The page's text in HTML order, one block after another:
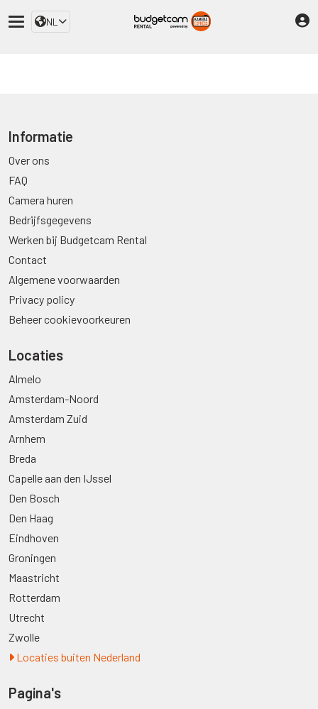
NL
Informatie
Over ons
FAQ
Camera huren
Bedrijfsgegevens
Werken bij Budgetcam Rental
Contact
Algemene voorwaarden
Privacy policy
Beheer cookievoorkeuren
Locaties
Almelo
Amsterdam-Noord
Amsterdam Zuid
Arnhem
Breda
Capelle aan den IJssel
Den Bosch
Den Haag
Eindhoven
Groningen
Maastricht
Rotterdam
Utrecht
Zwolle
Locaties buiten Nederland
Pagina's